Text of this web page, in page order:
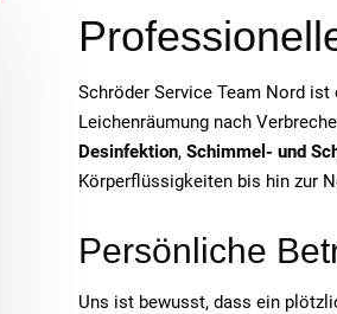
Schröder Service Team Nord
Leichenräumung nach
Desinfektion, Schimmel- und
Körperflüssigkeiten bis hin zur
Persönliche
Uns ist bewusst, dass ein